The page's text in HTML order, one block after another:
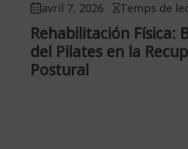
avril 7, 2026 Temps de
Rehabilitación Física:
del Pilates en la
Postural